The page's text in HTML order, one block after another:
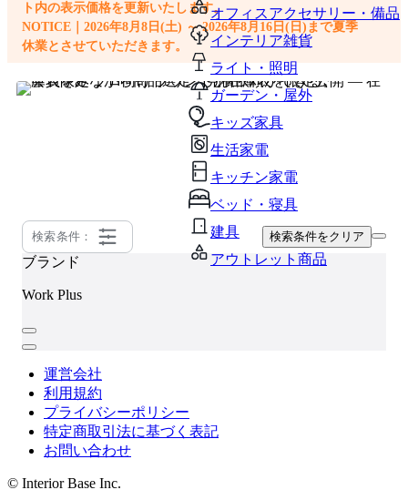
オフィスアクセサリー・備品
インテリア雑貨
ライト・照明
ガーデン・屋外
キッズ家具
生活家電
キッチン家電
ベッド・寝具
建具
アウトレット商品
ト内の表示価格を更新いたします。
NOTICE｜2026年8月8日(土) ～ 2026年8月16日(日)まで夏季
休業とさせていただきます。
検索条件： 検索条件をクリア
ブランド
Work Plus
運営会社
利用規約
プライバシーポリシー
特定商取引法に基づく表記
お問い合わせ
© Interior Base Inc.